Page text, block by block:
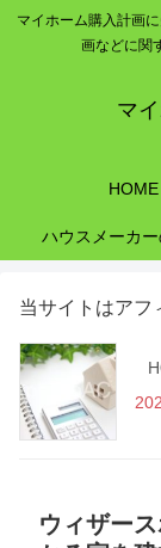
マイホーム購入計画
画などに関
マ
HOME
ハウスメーカ
当サイトはアフ
ウィザー